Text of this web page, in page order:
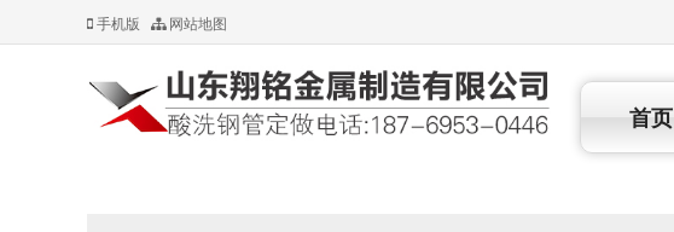
手机版 网站地图
首页